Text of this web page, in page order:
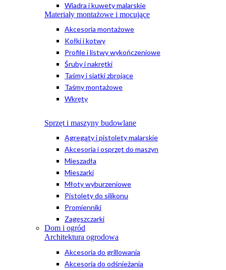
Wiadra i kuwety malarskie
Materiały montażowe i mocujące
Akcesoria montażowe
Kołki i kotwy
Profile i listwy wykończeniowe
Śruby i nakrętki
Taśmy i siatki zbrojące
Taśmy montażowe
Wkręty
Sprzęt i maszyny budowlane
Agregaty i pistolety malarskie
Akcesoria i osprzęt do maszyn
Mieszadła
Mieszarki
Młoty wyburzeniowe
Pistolety do silikonu
Promienniki
Zagęszczarki
Dom i ogród
Architektura ogrodowa
Akcesoria do grillowania
Akcesoria do odśnieżania